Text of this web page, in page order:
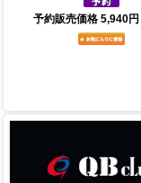
予約販売価格 5,940円